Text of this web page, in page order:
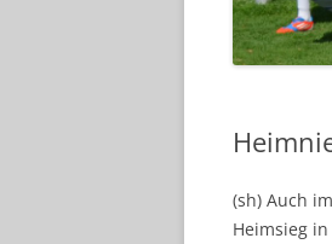
(sh) Auch
Heimsieg